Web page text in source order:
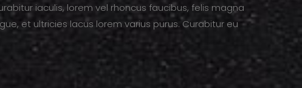
iaculis, lorem vel rhoncus faucibus, felis magna
et ultricies lacus lorem varius purus. Curabitur eu